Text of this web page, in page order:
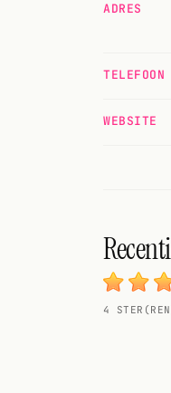
ADRES
TELEFOON
WEBSITE
4